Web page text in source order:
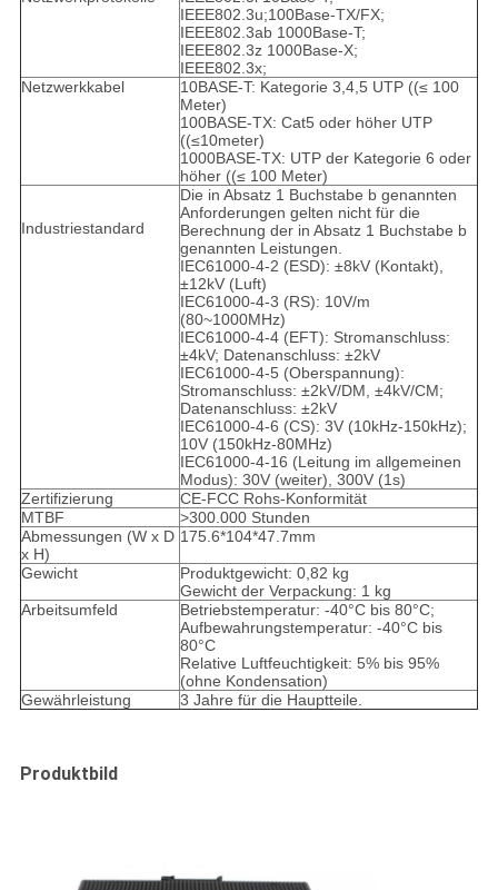
IEEE802.3u;100Base-TX/FX;
IEEE802.3ab 1000Base-T;
IEEE802.3z 1000Base-X;
IEEE802.3x;
Netzwerkkabel
10BASE-T: Kategorie 3,4,5 UTP ((≤ 100
Meter)
100BASE-TX: Cat5 oder höher UTP
((≤10meter)
1000BASE-TX: UTP der Kategorie 6 oder
höher ((≤ 100 Meter)
Industriestandard
Die in Absatz 1 Buchstabe b genannten
Anforderungen gelten nicht für die
Berechnung der in Absatz 1 Buchstabe b
genannten Leistungen.
IEC61000-4-2 (ESD): ±8kV (Kontakt),
±12kV (Luft)
IEC61000-4-3 (RS): 10V/m
(80~1000MHz)
IEC61000-4-4 (EFT): Stromanschluss:
±4kV; Datenanschluss: ±2kV
IEC61000-4-5 (Oberspannung):
Stromanschluss: ±2kV/DM, ±4kV/CM;
Datenanschluss: ±2kV
IEC61000-4-6 (CS): 3V (10kHz-150kHz);
10V (150kHz-80MHz)
IEC61000-4-16 (Leitung im allgemeinen
Modus): 30V (weiter), 300V (1s)
Zertifizierung
CE-FCC Rohs-Konformität
MTBF
>300.000 Stunden
Abmessungen (W x D
x H)
175.6*104*47.7mm
Gewicht
Produktgewicht: 0,82 kg
Gewicht der Verpackung: 1 kg
Arbeitsumfeld
Betriebstemperatur: -40°C bis 80°C;
Aufbewahrungstemperatur: -40°C bis
80°C
Relative Luftfeuchtigkeit: 5% bis 95%
(ohne Kondensation)
Gewährleistung
3 Jahre für die Hauptteile.
Produktbild